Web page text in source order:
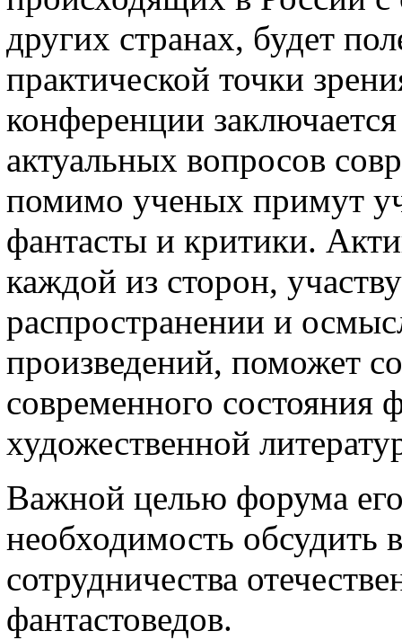
других странах, будет
практической точки
конференции
актуальных вопросов
помимо ученых примут
фантасты и критики.
каждой из сторон,
распространении и
произведений, поможет
современного состояния
художественной
Важной целью форума
необходимость обсудить
сотрудничества
фантастоведов.